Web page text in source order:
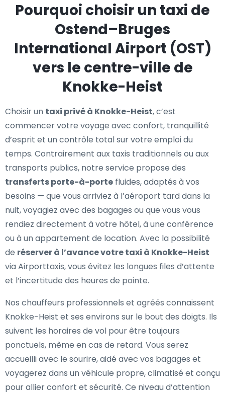
Pourquoi choisir un taxi de
Ostend–Bruges
International Airport (OST)
vers le centre-ville de
Knokke-Heist
Choisir un taxi privé à Knokke-Heist, c’est
commencer votre voyage avec confort, tranquillité
d’esprit et un contrôle total sur votre emploi du
temps. Contrairement aux taxis traditionnels ou aux
transports publics, notre service propose des
transferts porte-à-porte fluides, adaptés à vos
besoins — que vous arriviez à l’aéroport tard dans la
nuit, voyagiez avec des bagages ou que vous vous
rendiez directement à votre hôtel, à une conférence
ou à un appartement de location. Avec la possibilité
de réserver à l’avance votre taxi à Knokke-Heist
via Airporttaxis, vous évitez les longues files d’attente
et l’incertitude des heures de pointe.
Nos chauffeurs professionnels et agréés connaissent
Knokke-Heist et ses environs sur le bout des doigts. Ils
suivent les horaires de vol pour être toujours
ponctuels, même en cas de retard. Vous serez
accueilli avec le sourire, aidé avec vos bagages et
voyagerez dans un véhicule propre, climatisé et conçu
pour allier confort et sécurité. Ce niveau d’attention